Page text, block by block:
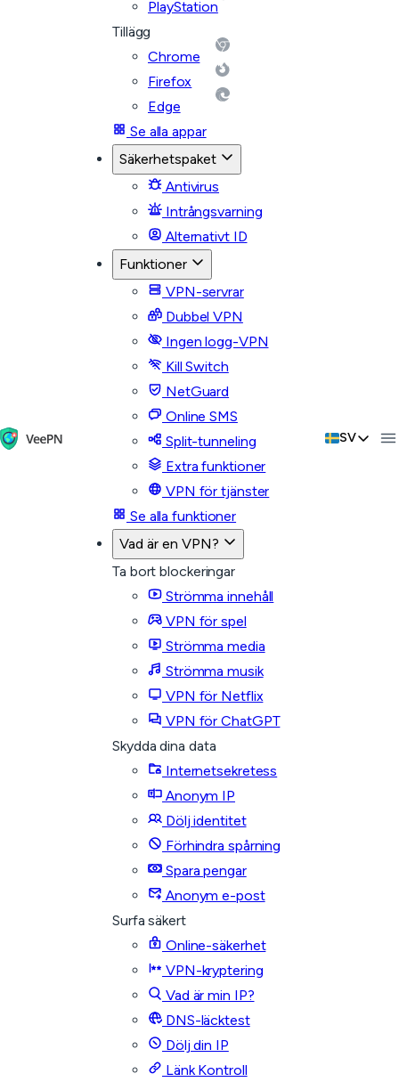
PlayStation
Tillägg
Chrome
Firefox
Edge
Se alla appar
Säkerhetspaket
Antivirus
Intrångsvarning
Alternativt ID
Funktioner
VPN-servrar
Dubbel VPN
Ingen logg-VPN
Kill Switch
NetGuard
Online SMS
Split-tunneling
Extra funktioner
VPN för tjänster
Se alla funktioner
Vad är en VPN?
Ta bort blockeringar
Strömma innehåll
VPN för spel
Strömma media
Strömma musik
VPN för Netflix
VPN för ChatGPT
Skydda dina data
Internetsekretess
Anonym IP
Dölj identitet
Förhindra spårning
Spara pengar
Anonym e-post
Surfa säkert
Online-säkerhet
VPN-kryptering
Vad är min IP?
DNS-läcktest
Dölj din IP
Länk Kontroll
SV